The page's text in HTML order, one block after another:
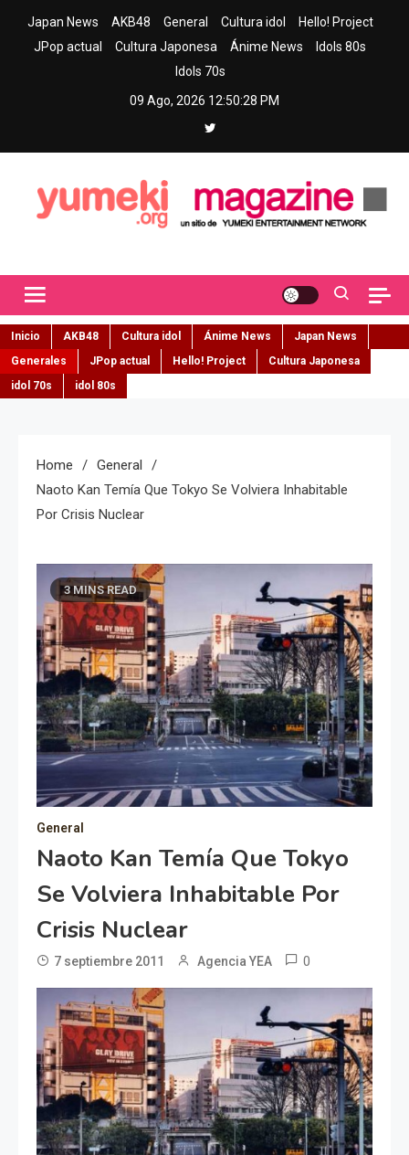
Japan News AKB48 General Cultura idol
Hello! Project
JPop actual
Cultura Japonesa Ánime News
Idols 80s
Idols 70s
09 Ago, 2026 12:50:30 PM
Inicio AKB48 Cultura idol Ánime News
Japan News
Generales
JPop actual Hello! Project
Cultura Japonesa
idol 70s
idol 80s
Home
General
Naoto Kan Temía Que Tokyo Se Volviera Inhabitable
Por Crisis Nuclear
3 MINS READ
General
Naoto Kan Temía Que Tokyo
Se Volviera Inhabitable Por
Crisis Nuclear
7 septiembre 2011 Agencia YEA 0